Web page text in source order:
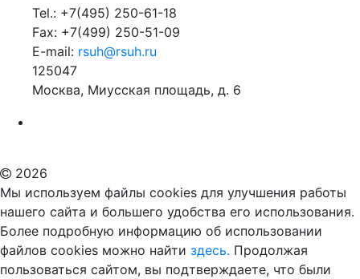
Tel.: +7(495) 250-61-18
Fax: +7(499) 250-51-09
E-mail: rsuh@rsuh.ru
125047
Москва, Миусская площадь, д. 6
2026
Мы используем файлы cookies для улучшения работы
нашего сайта и большего удобства его использования.
Более подробную информацию об использовании
файлов cookies можно найти здесь. Продолжая
пользоваться сайтом, вы подтверждаете, что были